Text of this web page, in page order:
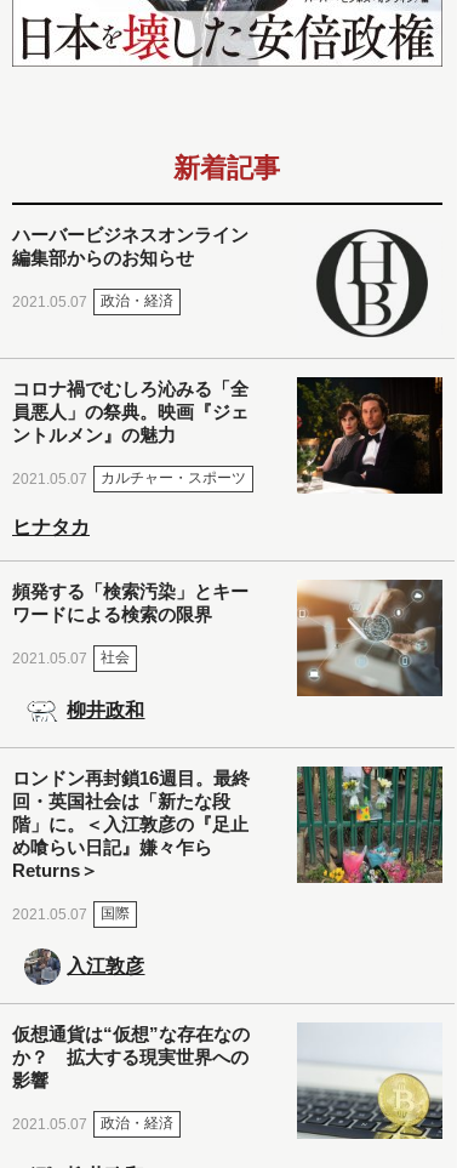
新着記事
ハーバービジネスオンライン
編集部からのお知らせ
2021.05.07 政治・経済
コロナ禍でむしろ沁みる「全
員悪人」の祭典。映画『ジェ
ントルメン』の魅力
2021.05.07 カルチャー・スポーツ
ヒナタカ
頻発する「検索汚染」とキー
ワードによる検索の限界
2021.05.07 社会
柳井政和
ロンドン再封鎖16週目。最終
回・英国社会は「新たな段
階」に。＜入江敦彦の『足止
め喰らい日記』嫌々乍ら
Returns＞
2021.05.07 国際
入江敦彦
仮想通貨は“仮想”な存在なの
か？ 拡大する現実世界への
影響
2021.05.07 政治・経済